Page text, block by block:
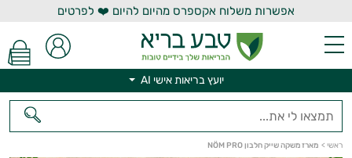
אפשרות משלוח אקספרס מהיום להיום ❤️ לפרטים
יועץ בריאות אישי AI
ראשי > מארז משקה שייק חלבון NÖM PRO
יועץ בריאות אישי AI